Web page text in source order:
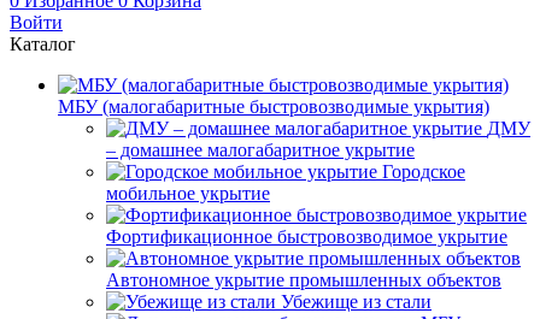
Войти
Каталог
МБУ (малогабаритные быстровозводимые укрытия)
ДМУ
– домашнее малогабаритное укрытие
Городское
мобильное укрытие
Фортификационное быстровозводимое укрытие
Автономное укрытие промышленных объектов
Убежище из стали